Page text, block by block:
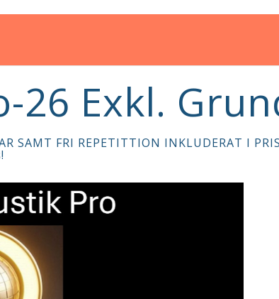
26 Exkl.
FRI REPETITTION INKLUDERAT I